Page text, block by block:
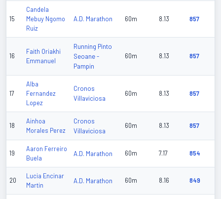
15
Candela
Mebuy Ngomo
Ruiz
A.D. Marathon 60m 8.13 857
16
Faith Oriakhi
Emmanuel
Running Pinto
Seoane -
Pampin
60m 8.13 857
17
Alba
Fernandez
Lopez
Cronos
Villaviciosa
60m 8.13 857
18
Ainhoa
Morales Perez
Cronos
Villaviciosa
60m 8.13 857
19
Aaron Ferreiro
Buela
A.D. Marathon 60m 7.17 854
20
Lucia Encinar
Martin
A.D. Marathon 60m 8.16 849